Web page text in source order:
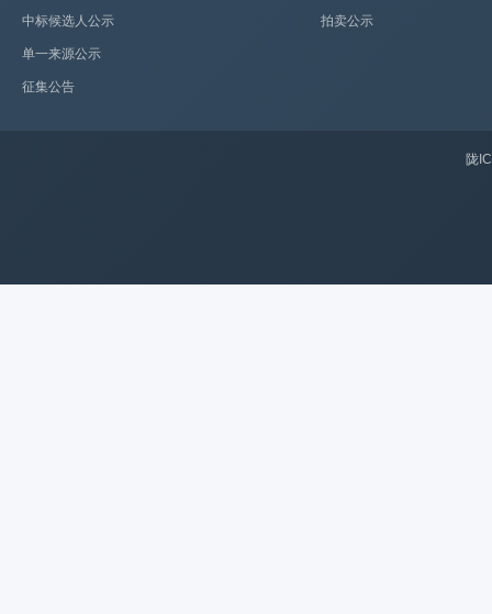
中标候选人公示
单一来源公示
征集公告
拍卖公示
陇